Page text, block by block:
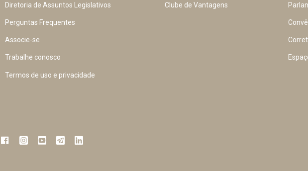
Diretoria de Assuntos Legislativos
Perguntas Frequentes
Associe-se
Trabalhe conosco
Termos de uso e privacidade
Clube de Vantagens